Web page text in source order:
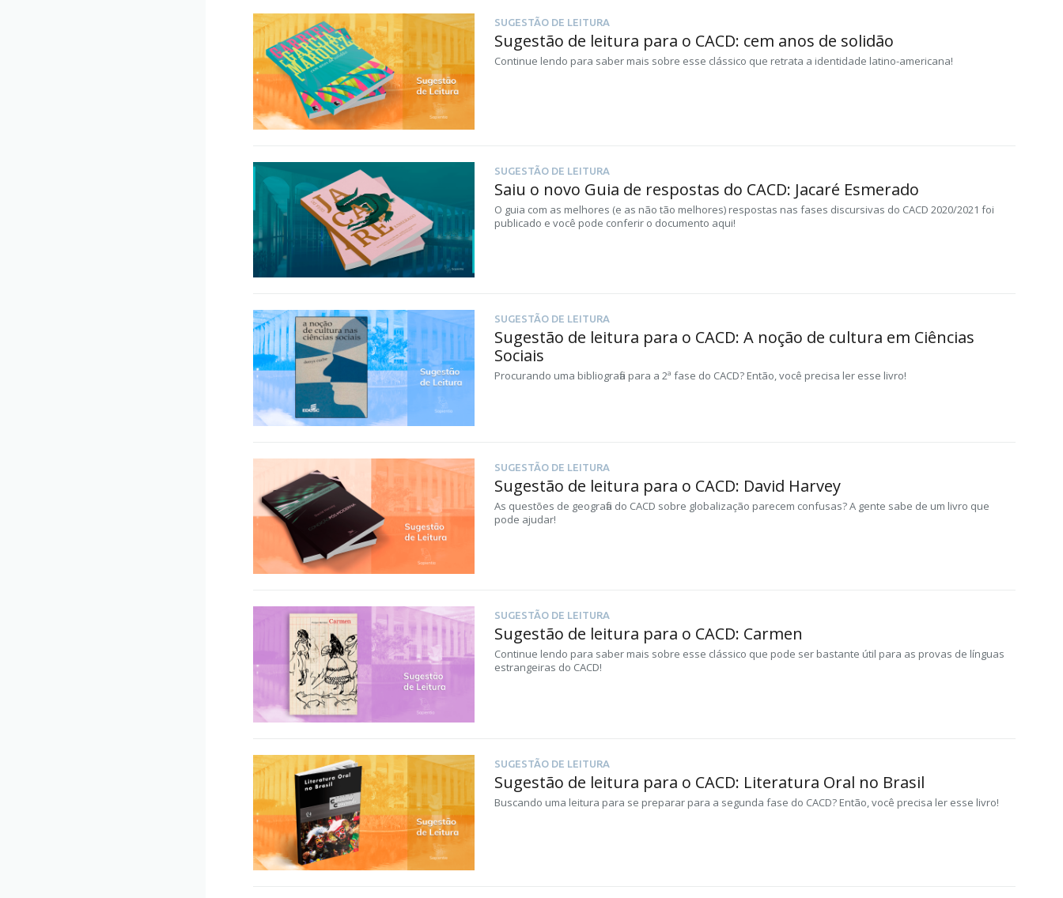
SUGESTÃO DE LEITURA
Sugestão de leitura para o CACD: cem anos de solidão
Continue lendo para saber mais sobre esse clássico que retrata a identidade latino-americana!
SUGESTÃO DE LEITURA
Saiu o novo Guia de respostas do CACD: Jacaré Esmerado
O guia com as melhores (e as não tão melhores) respostas nas fases discursivas do CACD 2020/2021 foi
publicado e você pode conferir o documento aqui!
SUGESTÃO DE LEITURA
Sugestão de leitura para o CACD: A noção de cultura em Ciências
Sociais
Procurando uma bibliografia para a 2ª fase do CACD? Então, você precisa ler esse livro!
SUGESTÃO DE LEITURA
Sugestão de leitura para o CACD: David Harvey
As questões de geografia do CACD sobre globalização parecem confusas? A gente sabe de um livro que
pode ajudar!
SUGESTÃO DE LEITURA
Sugestão de leitura para o CACD: Carmen
Continue lendo para saber mais sobre esse clássico que pode ser bastante útil para as provas de línguas
estrangeiras do CACD!
SUGESTÃO DE LEITURA
Sugestão de leitura para o CACD: Literatura Oral no Brasil
Buscando uma leitura para se preparar para a segunda fase do CACD? Então, você precisa ler esse livro!